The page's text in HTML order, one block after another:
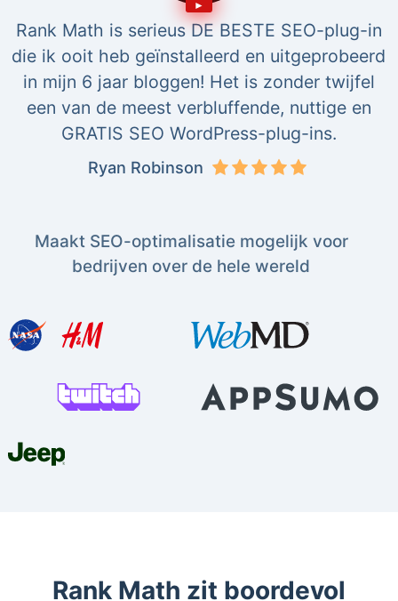
Rank Math is serieus DE BESTE SEO-plug-in
die ik ooit heb geïnstalleerd en uitgeprobeerd
in mijn 6 jaar bloggen! Het is zonder twijfel
een van de meest verbluffende, nuttige en
GRATIS SEO WordPress-plug-ins.
Ryan Robinson
Maakt SEO-optimalisatie mogelijk voor
bedrijven over de hele wereld
Rank Math zit boordevol